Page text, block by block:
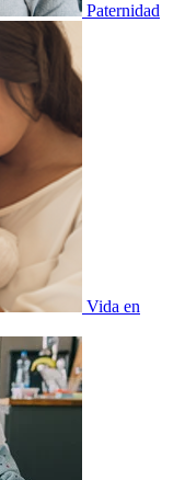
Paternidad
Vida en